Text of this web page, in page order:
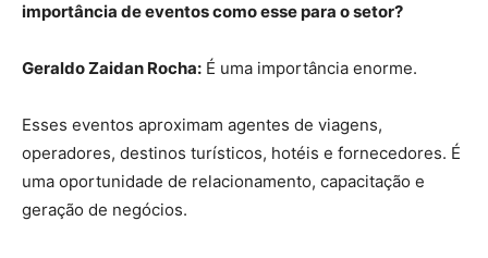
importância de eventos como esse para o setor?
Geraldo Zaidan Rocha: É uma importância enorme.
Esses eventos aproximam agentes de viagens,
operadores, destinos turísticos, hotéis e fornecedores. É
uma oportunidade de relacionamento, capacitação e
geração de negócios.